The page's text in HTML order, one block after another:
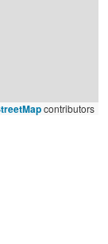
contributors